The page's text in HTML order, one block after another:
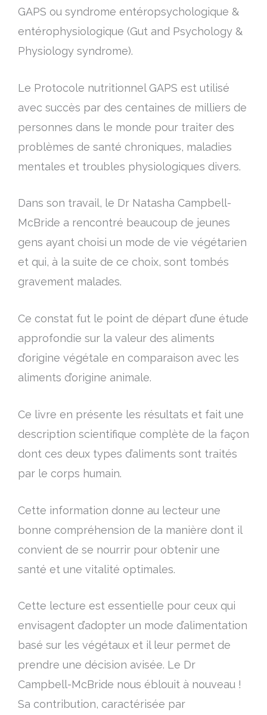
GAPS ou syndrome entéropsychologique &
entérophysiologique (Gut and Psychology &
Physiology syndrome).
Le Protocole nutritionnel GAPS est utilisé
avec succès par des centaines de milliers de
personnes dans le monde pour traiter des
problèmes de santé chroniques, maladies
mentales et troubles physiologiques divers.
Dans son travail, le Dr Natasha Campbell-
McBride a rencontré beaucoup de jeunes
gens ayant choisi un mode de vie végétarien
et qui, à la suite de ce choix, sont tombés
gravement malades.
Ce constat fut le point de départ d’une étude
approfondie sur la valeur des aliments
d’origine végétale en comparaison avec les
aliments d’origine animale.
Ce livre en présente les résultats et fait une
description scientifique complète de la façon
dont ces deux types d’aliments sont traités
par le corps humain.
Cette information donne au lecteur une
bonne compréhension de la manière dont il
convient de se nourrir pour obtenir une
santé et une vitalité optimales.
Cette lecture est essentielle pour ceux qui
envisagent d’adopter un mode d’alimentation
basé sur les végétaux et il leur permet de
prendre une décision avisée. Le Dr
Campbell-McBride nous éblouit à nouveau !
Sa contribution, caractérisée par